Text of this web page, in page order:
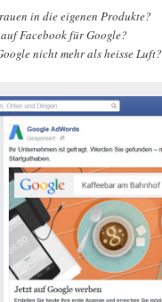
in die eigenen Produkte?
Facebook für Google?
nicht mehr als heisse Luft?